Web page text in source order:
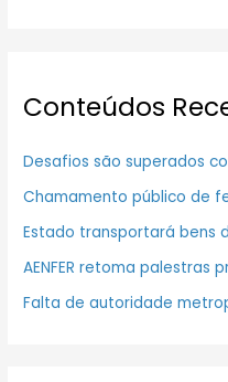
Conteúdos
Desafios são superados
Chamamento público de
Estado transportará bens
AENFER retoma palestras
Falta de autoridade